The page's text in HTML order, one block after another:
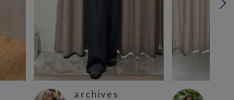
archives